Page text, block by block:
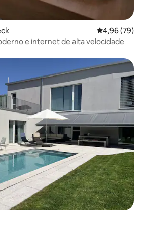
4,96 de uma
4,96 (79)
e internet de alta velocidade